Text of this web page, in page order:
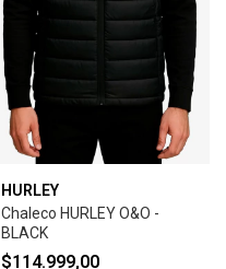
HURLEY
Chaleco HURLEY O&O -
BLACK
$114.999,00